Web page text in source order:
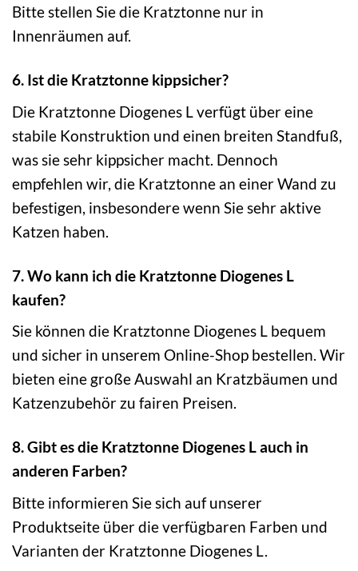
Bitte stellen Sie die Kratztonne nur in
Innenräumen auf.
6. Ist die Kratztonne kippsicher?
Die Kratztonne Diogenes L verfügt über eine
stabile Konstruktion und einen breiten Standfuß,
was sie sehr kippsicher macht. Dennoch
empfehlen wir, die Kratztonne an einer Wand zu
befestigen, insbesondere wenn Sie sehr aktive
Katzen haben.
7. Wo kann ich die Kratztonne Diogenes L
kaufen?
Sie können die Kratztonne Diogenes L bequem
und sicher in unserem Online-Shop bestellen. Wir
bieten eine große Auswahl an Kratzbäumen und
Katzenzubehör zu fairen Preisen.
8. Gibt es die Kratztonne Diogenes L auch in
anderen Farben?
Bitte informieren Sie sich auf unserer
Produktseite über die verfügbaren Farben und
Varianten der Kratztonne Diogenes L.